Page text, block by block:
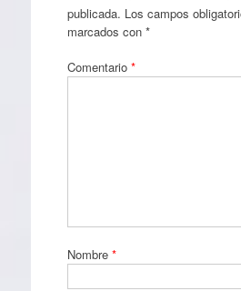
publicada. Los campos
marcados con *
Comentario *
Nombre *